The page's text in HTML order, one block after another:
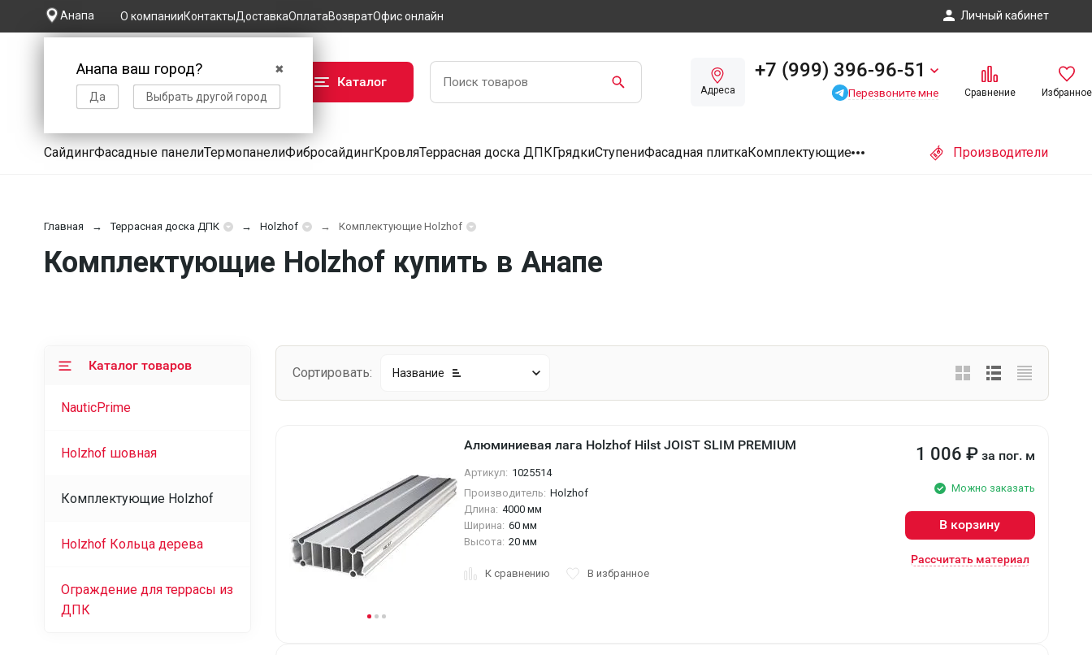
Анапа
✖
Анапа ваш город?
Да Выбрать другой город
О компанииКонтактыДоставкаОплатаВозвратОфис онлайн Личный кабинет
Каталог
Адреса
+7 (999) 396-96-51
Перезвоните мне Сравнение Избранное
СайдингФасадные панелиТермопанелиФибросайдингКровляТеррасная доска ДПКГрядкиСтупениФасадная плиткаКомплектующие Производители
Главная Террасная доска ДПК Holzhof Комплектующие Holzhof
Комплектующие Holzhof купить в Анапе
Сортировать: Название
Алюминиевая лага Holzhof Hilst JOIST SLIM PREMIUM
Артикул: 1025514
Производитель: Holzhof
Длина: 4000 мм
Ширина: 60 мм
Высота: 20 мм
К сравнению В избранное
1 006 ₽ за пог. м
Можно заказать
В корзину
Рассчитать материал
Каталог товаров
NauticPrime
Holzhof шовная
Комплектующие Holzhof
Holzhof Кольца дерева
Ограждение для террасы из
ДПК